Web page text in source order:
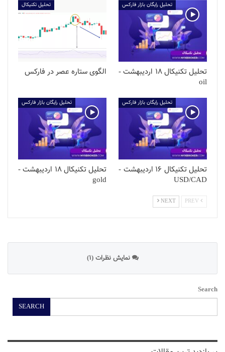
تحلیل تکنیکال
الگوی ستاره عصر در فارکس
تحلیل رایگان بازار فارکس
تحلیل تکنیکال 18 اردیبهشت -
oil
تحلیل رایگان بازار فارکس
تحلیل تکنیکال 18 اردیبهشت -
gold
تحلیل رایگان بازار فارکس
تحلیل تکنیکال 16 اردیبهشت -
USD/CAD
NEXT
نمایش نظرات (1)
Search
SEARCH